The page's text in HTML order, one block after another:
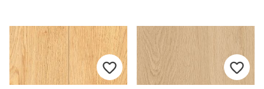
poprzez nasz formularz
kontaktowy.